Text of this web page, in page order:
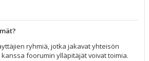
ryhmiä, jotka jakavat yhteisön
foorumin ylläpitäjät voivat toimia.